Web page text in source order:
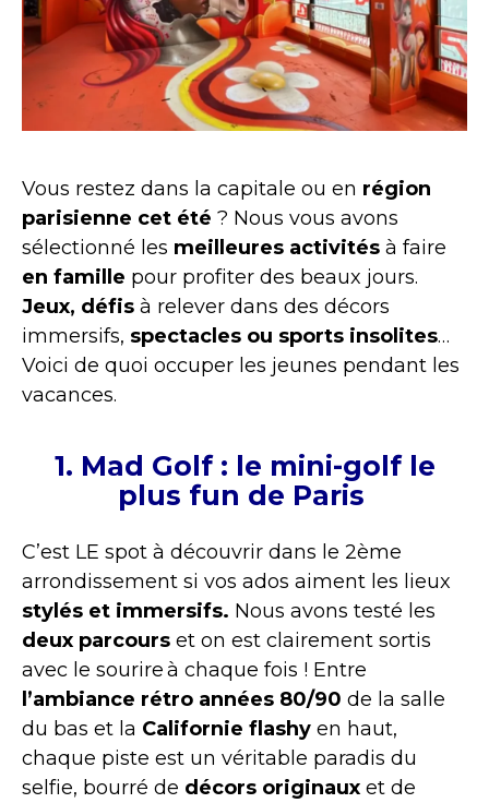
Vous restez dans la capitale ou en région
parisienne cet été ? Nous vous avons
sélectionné les meilleures activités à faire
en famille pour profiter des beaux jours.
Jeux, défis à relever dans des décors
immersifs, spectacles ou sports insolites…
Voici de quoi occuper les jeunes pendant les
vacances.
1. Mad Golf : le mini-golf le
plus fun de Paris
C’est LE spot à découvrir dans le 2ème
arrondissement si vos ados aiment les lieux
stylés et immersifs. Nous avons testé les
deux parcours et on est clairement sortis
avec le sourire à chaque fois ! Entre
l’ambiance rétro années 80/90 de la salle
du bas et la Californie flashy en haut,
chaque piste est un véritable paradis du
selfie, bourré de décors originaux et de